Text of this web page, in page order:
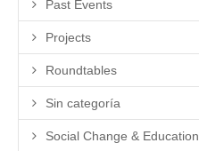
Past Events
Projects
Roundtables
Sin categoría
Social Change & Education